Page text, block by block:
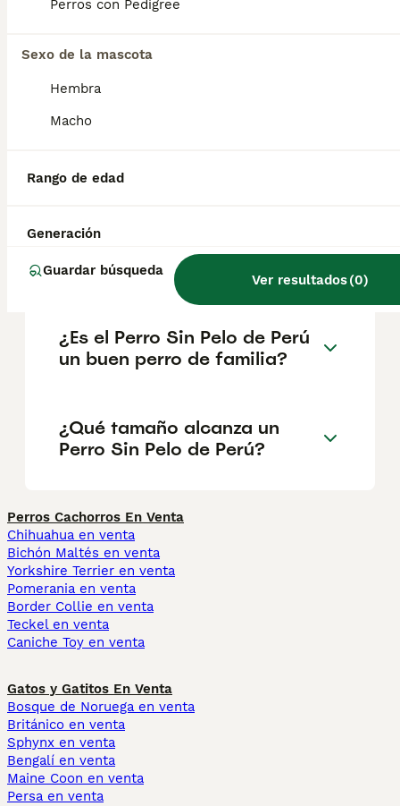
Perros con Pedigree
Sexo de la mascota
Hembra
Macho
Rango de edad
Generación
Guardar búsqueda
Ver resultados(0)
humano. Además, es considerado Patrimonio
346.
existe en Perú?
peruano en España?
¿Es el Perro Sin Pelo de Perú
un buen perro de familia?
¿Qué tamaño alcanza un
Perro Sin Pelo de Perú?
Perros Cachorros En Venta
Chihuahua en venta
Bichón Maltés en venta
Yorkshire Terrier en venta
Pomerania en venta
Border Collie en venta
Teckel en venta
Caniche Toy en venta
Gatos y Gatitos En Venta
Bosque de Noruega en venta
Británico en venta
Sphynx en venta
Bengalí en venta
Maine Coon en venta
Persa en venta